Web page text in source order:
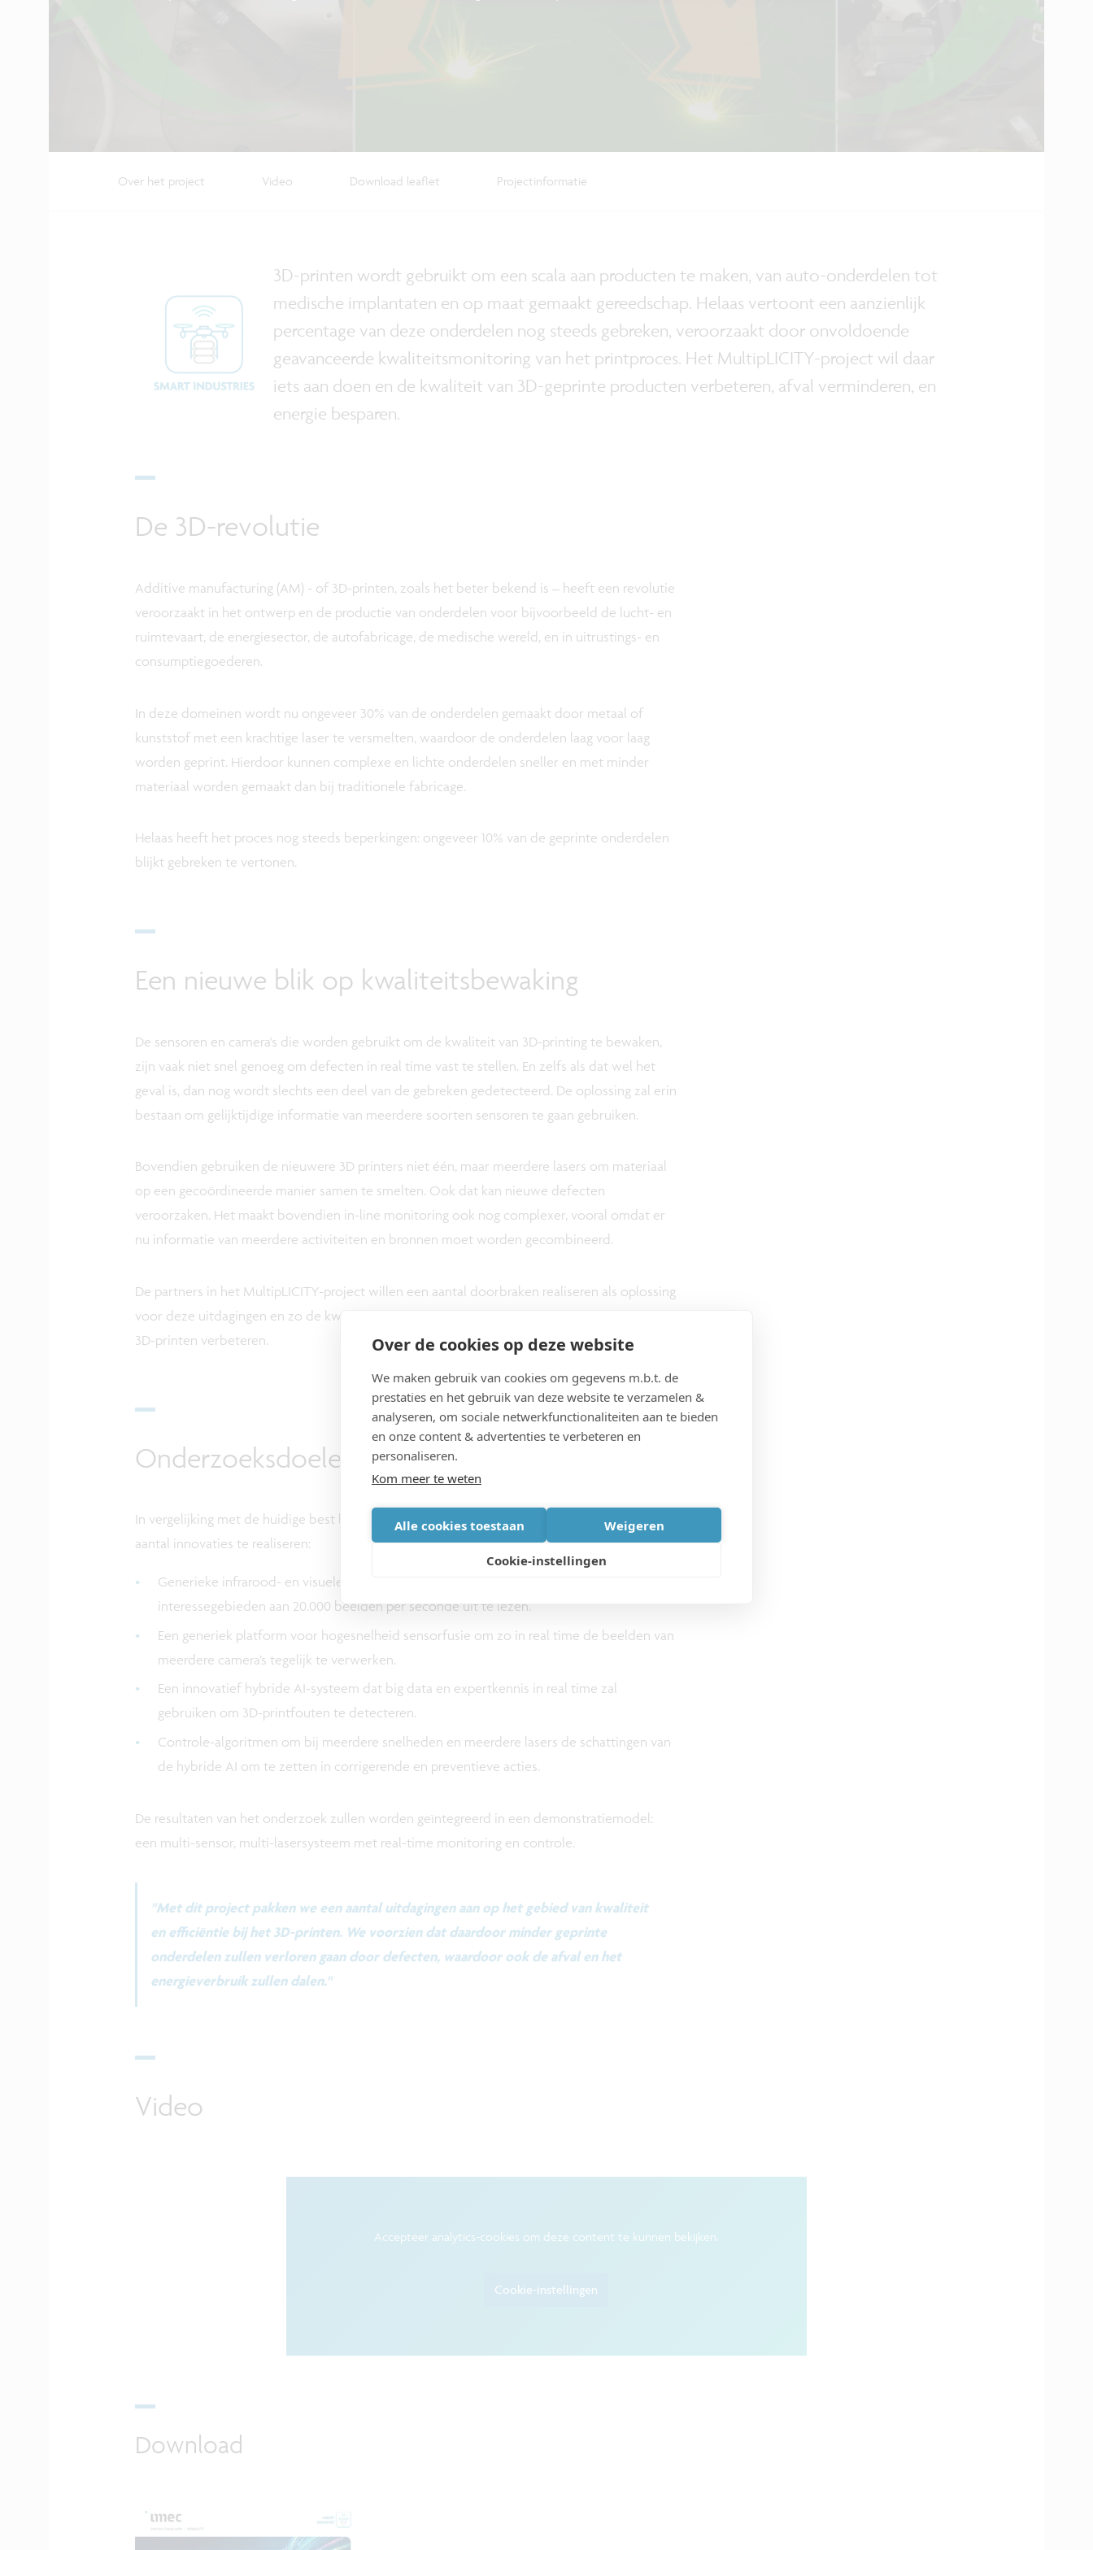
Over de cookies op deze website
We maken gebruik van cookies om gegevens m.b.t. de
prestaties en het gebruik van deze website te verzamelen &
analyseren, om sociale netwerkfunctionaliteiten aan te bieden
en onze content & advertenties te verbeteren en
personaliseren.
Kom meer te weten
Alle cookies toestaan Weigeren
Cookie-instellingen
Over het project Video Download leaflet Projectinformatie
3D-printen wordt gebruikt om een scala aan producten te maken, van auto-onderdelen tot
medische implantaten en op maat gemaakt gereedschap. Helaas vertoont een aanzienlijk
percentage van deze onderdelen nog steeds gebreken, veroorzaakt door onvoldoende
geavanceerde kwaliteitsmonitoring van het printproces. Het MultipLICITY-project wil daar
iets aan doen en de kwaliteit van 3D-geprinte producten verbeteren, afval verminderen, en
energie besparen.
De 3D-revolutie
Additive manufacturing (AM) - of 3D-printen, zoals het beter bekend is – heeft een revolutie
veroorzaakt in het ontwerp en de productie van onderdelen voor bijvoorbeeld de lucht- en
ruimtevaart, de energiesector, de autofabricage, de medische wereld, en in uitrustings- en
consumptiegoederen.
In deze domeinen wordt nu ongeveer 30% van de onderdelen gemaakt door metaal of
kunststof met een krachtige laser te versmelten, waardoor de onderdelen laag voor laag
worden geprint. Hierdoor kunnen complexe en lichte onderdelen sneller en met minder
materiaal worden gemaakt dan bij traditionele fabricage.
Helaas heeft het proces nog steeds beperkingen: ongeveer 10% van de geprinte onderdelen
blijkt gebreken te vertonen.
Een nieuwe blik op kwaliteitsbewaking
De sensoren en camera's die worden gebruikt om de kwaliteit van 3D-printing te bewaken,
zijn vaak niet snel genoeg om defecten in real time vast te stellen. En zelfs als dat wel het
geval is, dan nog wordt slechts een deel van de gebreken gedetecteerd. De oplossing zal erin
bestaan om gelijktijdige informatie van meerdere soorten sensoren te gaan gebruiken.
Bovendien gebruiken de nieuwere 3D printers niet één, maar meerdere lasers om materiaal
op een gecoördineerde manier samen te smelten. Ook dat kan nieuwe defecten
veroorzaken. Het maakt bovendien in-line monitoring ook nog complexer, vooral omdat er
nu informatie van meerdere activiteiten en bronnen moet worden gecombineerd.
De partners in het MultipLICITY-project willen een aantal doorbraken realiseren als oplossing
voor deze uitdagingen en zo de kwaliteit, productiviteit en efficiëntie van lasergebaseerd
3D-printen verbeteren.
Onderzoeksdoelen en -resultaten
In vergelijking met de huidige best beschikbare technologie is MultipLICITY van plan een
aantal innovaties te realiseren:
Generieke infrarood- en visuele camera's, met de mogelijkheid om meerdere
interessegebieden aan 20.000 beelden per seconde uit te lezen.
Een generiek platform voor hogesnelheid sensorfusie om zo in real time de beelden van
meerdere camera’s tegelijk te verwerken.
Een innovatief hybride AI-systeem dat big data en expertkennis in real time zal
gebruiken om 3D-printfouten te detecteren.
Controle-algoritmen om bij meerdere snelheden en meerdere lasers de schattingen van
de hybride AI om te zetten in corrigerende en preventieve acties.
De resultaten van het onderzoek zullen worden geïntegreerd in een demonstratiemodel:
een multi-sensor, multi-lasersysteem met real-time monitoring en controle.
"Met dit project pakken we een aantal uitdagingen aan op het gebied van kwaliteit
en efficiëntie bij het 3D-printen. We voorzien dat daardoor minder geprinte
onderdelen zullen verloren gaan door defecten, waardoor ook de afval en het
energieverbruik zullen dalen."
Video
Accepteer analytics-cookies om deze content te kunnen bekijken.
Cookie-instellingen
Download